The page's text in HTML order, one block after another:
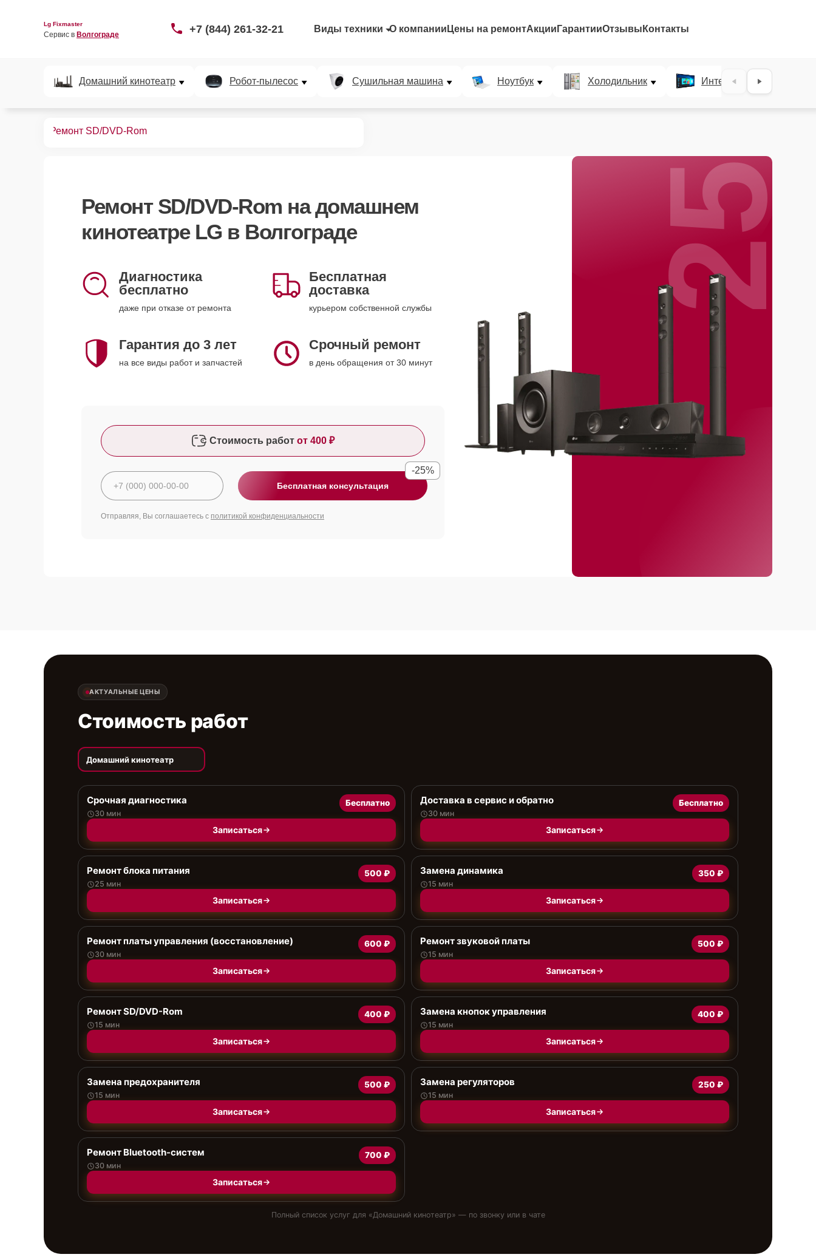
Lg Fixmaster
Сервис в Волгограде +7 (844) 261-32-21 Виды техники О компании Цены на ремонтАкции ГарантииОтзывы Контакты
Домашний кинотеатр Робот-пылесос Сушильная машина Ноутбук Холодильник Интерактивные панели
Ремонт SD/DVD-Rom
Ремонт SD/DVD-Rom на домашнем
кинотеатре LG в Волгограде
Диагностика
бесплатно
даже при отказе от ремонта
Бесплатная
доставка
курьером собственной службы
Гарантия до 3 лет
на все виды работ и запчастей
Срочный ремонт
в день обращения от 30 минут
Стоимость работ от 400 ₽
Бесплатная консультация
-25%
Отправляя, Вы соглашаетесь с политикой конфиденциальности
25%
АКТУАЛЬНЫЕ ЦЕНЫ
Стоимость работ
Домашний кинотеатр
Срочная диагностика
30 мин
Бесплатно
Записаться
Доставка в сервис и обратно
30 мин
Бесплатно
Записаться
Ремонт блока питания
25 мин
500 ₽
Записаться
Замена динамика
15 мин
350 ₽
Записаться
Ремонт платы управления (восстановление)
30 мин
600 ₽
Записаться
Ремонт звуковой платы
15 мин
500 ₽
Записаться
Ремонт SD/DVD-Rom
15 мин
400 ₽
Записаться
Замена кнопок управления
15 мин
400 ₽
Записаться
Замена предохранителя
15 мин
500 ₽
Записаться
Замена регуляторов
15 мин
250 ₽
Записаться
Ремонт Bluetooth-систем
30 мин
700 ₽
Записаться
Полный список услуг для «Домашний кинотеатр» — по звонку или в чате